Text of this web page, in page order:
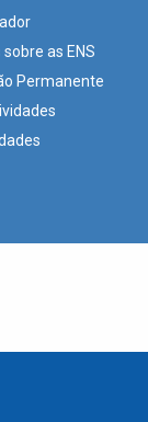
as ENS
Permanente